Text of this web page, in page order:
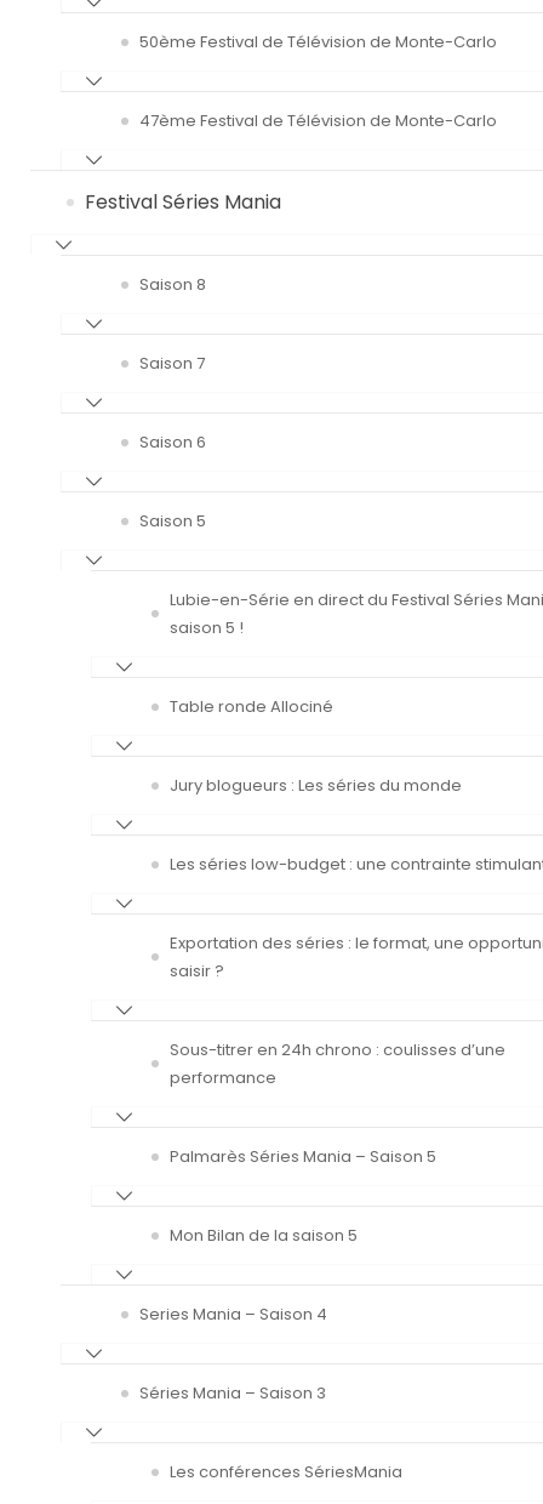
50ème Festival de Télévision de Monte-Carlo
47ème Festival de Télévision de Monte-Carlo
Festival Séries Mania
Saison 8
Saison 7
Saison 6
Saison 5
Lubie-en-Série en direct du Festival Séries
saison 5 !
Table ronde Allociné
Jury blogueurs : Les séries du monde
Les séries low-budget : une contrainte
Exportation des séries : le format, une
saisir ?
Sous-titrer en 24h chrono : coulisses d’une
performance
Palmarès Séries Mania – Saison 5
Mon Bilan de la saison 5
Series Mania – Saison 4
Séries Mania – Saison 3
Les conférences SériesMania